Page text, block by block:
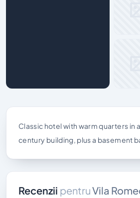
Classic hotel with warm quarters in
century building, plus a basement
Recenzii pentruVila